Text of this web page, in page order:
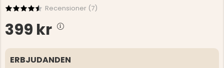
Recensioner (7)
399 kr
ERBJUDANDEN